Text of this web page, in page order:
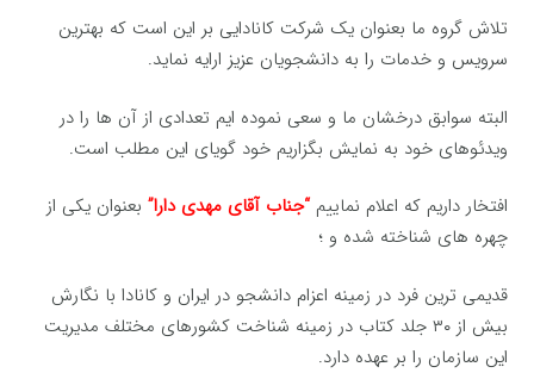
تلاش گروه ما بعنوان یک شرکت کانادایی بر این است که بهترین
سرویس و خدمات را به دانشجویان عزیز ارایه نماید.
البته سوابق درخشان ما و سعی نموده ایم تعدادی از آن ها را در
ویدئوهای خود به نمایش بگزاریم خود گویای این مطلب است.
افتخار داریم که اعلام نماییم“جناب آقای مهدی دارا” بعنوان یکی از
چهره های شناخته شده و ؛
قدیمی ترین فرد در زمینه اعزام دانشجو در ایران و کانادا با نگارش
بیش از ۳۰ جلد کتاب در زمینه شناخت کشورهای مختلف مدیریت
این سازمان را بر عهده دارد.